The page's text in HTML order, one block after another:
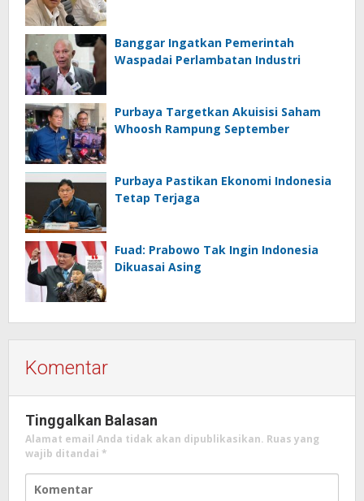
Banggar Ingatkan Pemerintah
Waspadai Perlambatan Industri
Purbaya Targetkan Akuisisi Saham
Whoosh Rampung September
Purbaya Pastikan Ekonomi Indonesia
Tetap Terjaga
Fuad: Prabowo Tak Ingin Indonesia
Dikuasai Asing
Komentar
Tinggalkan Balasan
Alamat email Anda tidak akan dipublikasikan. Ruas yang
wajib ditandai *